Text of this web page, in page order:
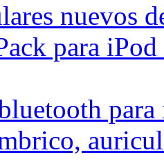
nuevos
para
para